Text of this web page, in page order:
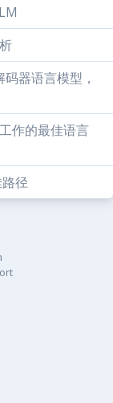
器语言模型，
作的最佳语言
径